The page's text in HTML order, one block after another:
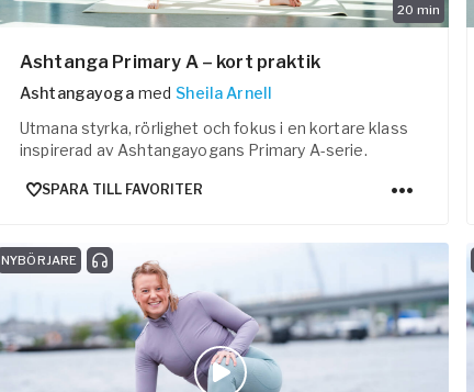
20 min
Ashtanga Primary A – kort praktik
Ashtangayoga med Sheila Arnell
Utmana styrka, rörlighet och fokus i en kortare klass
inspirerad av Ashtangayogans Primary A-serie.
SPARA TILL FAVORITER
NYBÖRJARE